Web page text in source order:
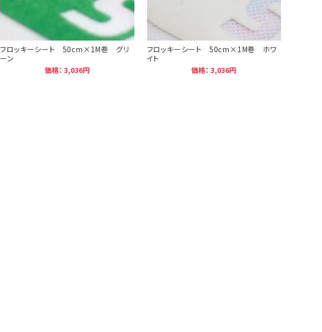
フロッキーシート 50cm×1M巻 グリ
ーン
価格： 3,036円
フロッキーシート 50cm×1M巻 ホワ
イト
価格： 3,036円